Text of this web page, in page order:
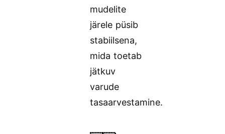
mudelite
järele püsib
stabiilsena,
mida toetab
jätkuv
varude
tasaarvestamine.